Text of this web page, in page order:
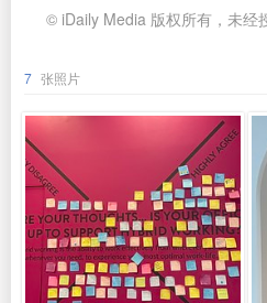
© iDaily Media 版权所有，未经
7 张照片